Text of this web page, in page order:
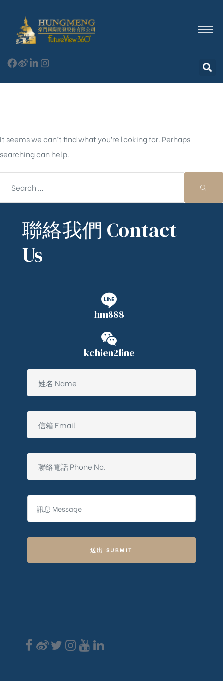
It seems we can’t find what you’re looking for. Perhaps
searching can help.
聯絡我們 Contact
Us
hm888
kchien2line
送出 SUBMIT